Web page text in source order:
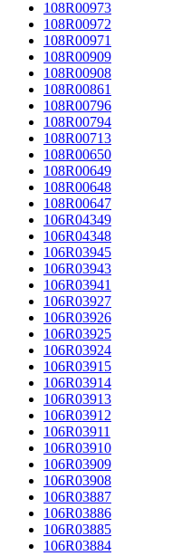
108R00973
108R00972
108R00971
108R00909
108R00908
108R00861
108R00796
108R00794
108R00713
108R00650
108R00649
108R00648
108R00647
106R04349
106R04348
106R03945
106R03943
106R03941
106R03927
106R03926
106R03925
106R03924
106R03915
106R03914
106R03913
106R03912
106R03911
106R03910
106R03909
106R03908
106R03887
106R03886
106R03885
106R03884